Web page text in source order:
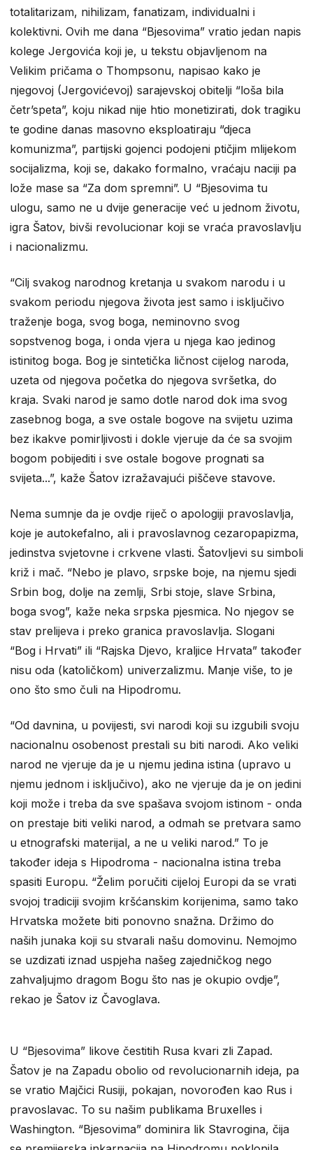
totalitarizam, nihilizam, fanatizam, individualni i
kolektivni. Ovih me dana “Bjesovima” vratio jedan napis
kolege Jergovića koji je, u tekstu objavljenom na
Velikim pričama o Thompsonu, napisao kako je
njegovoj (Jergovićevoj) sarajevskoj obitelji “loša bila
četr’speta”, koju nikad nije htio monetizirati, dok tragiku
te godine danas masovno eksploatiraju “djeca
komunizma”, partijski gojenci podojeni ptičjim mlijekom
socijalizma, koji se, dakako formalno, vraćaju naciji pa
lože mase sa “Za dom spremni”. U “Bjesovima tu
ulogu, samo ne u dvije generacije već u jednom životu,
igra Šatov, bivši revolucionar koji se vraća pravoslavlju
i nacionalizmu.
“Cilj svakog narodnog kretanja u svakom narodu i u
svakom periodu njegova života jest samo i isključivo
traženje boga, svog boga, neminovno svog
sopstvenog boga, i onda vjera u njega kao jedinog
istinitog boga. Bog je sintetička ličnost cijelog naroda,
uzeta od njegova početka do njegova svršetka, do
kraja. Svaki narod je samo dotle narod dok ima svog
zasebnog boga, a sve ostale bogove na svijetu uzima
bez ikakve pomirljivosti i dokle vjeruje da će sa svojim
bogom pobijediti i sve ostale bogove prognati sa
svijeta...”, kaže Šatov izražavajući piščeve stavove.
Nema sumnje da je ovdje riječ o apologiji pravoslavlja,
koje je autokefalno, ali i pravoslavnog cezaropapizma,
jedinstva svjetovne i crkvene vlasti. Šatovljevi su simboli
križ i mač. “Nebo je plavo, srpske boje, na njemu sjedi
Srbin bog, dolje na zemlji, Srbi stoje, slave Srbina,
boga svog”, kaže neka srpska pjesmica. No njegov se
stav prelijeva i preko granica pravoslavlja. Slogani
“Bog i Hrvati” ili “Rajska Djevo, kraljice Hrvata” također
nisu oda (katoličkom) univerzalizmu. Manje više, to je
ono što smo čuli na Hipodromu.
“Od davnina, u povijesti, svi narodi koji su izgubili svoju
nacionalnu osobenost prestali su biti narodi. Ako veliki
narod ne vjeruje da je u njemu jedina istina (upravo u
njemu jednom i isključivo), ako ne vjeruje da je on jedini
koji može i treba da sve spašava svojom istinom - onda
on prestaje biti veliki narod, a odmah se pretvara samo
u etnografski materijal, a ne u veliki narod.” To je
također ideja s Hipodroma - nacionalna istina treba
spasiti Europu. “Želim poručiti cijeloj Europi da se vrati
svojoj tradiciji svojim kršćanskim korijenima, samo tako
Hrvatska možete biti ponovno snažna. Držimo do
naših junaka koji su stvarali našu domovinu. Nemojmo
se uzdizati iznad uspjeha našeg zajedničkog nego
zahvaljujmo dragom Bogu što nas je okupio ovdje”,
rekao je Šatov iz Čavoglava.
U “Bjesovima” likove čestitih Rusa kvari zli Zapad.
Šatov je na Zapadu obolio od revolucionarnih ideja, pa
se vratio Majčici Rusiji, pokajan, novorođen kao Rus i
pravoslavac. To su našim publikama Bruxelles i
Washington. “Bjesovima” dominira lik Stavrogina, čija